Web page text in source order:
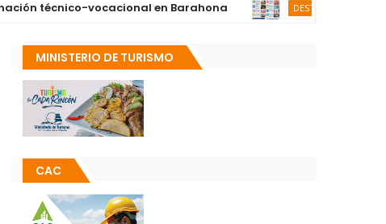
vocacional en Barahona DESTACADAS
MINISTERIO DE TURISMO
CAC